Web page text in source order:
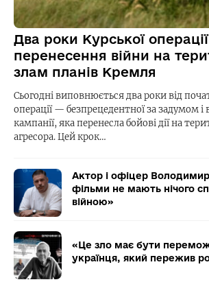
Два роки Курської
перенесення війни на
злам планів Кремля
Сьогодні виповнюється два роки від
операції — безпрецедентної за задумом
кампанії, яка перенесла бойові дії на
агресора. Цей крок…
Актор і офіцер
фільми не мають нічого
війною»
«Це зло має бути
українця, який пережив